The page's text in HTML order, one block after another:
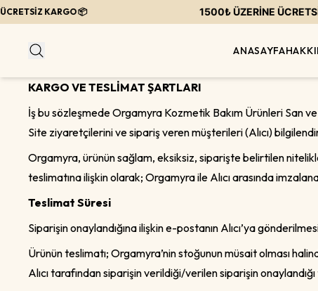
KARGO 📦 1500₺ ÜZERİNE ÜCRETSİZ
ANASAYFA
KARGO VE TESLİMAT ŞARTLARI
İş bu sözleşmede Orgamyra Kozmetik Bakım Ürünleri San
Site ziyaretçilerini ve sipariş veren müşterileri (Alıcı)
Orgamyra, ürünün sağlam, eksiksiz, siparişte belirtilen
teslimatına ilişkin olarak; Orgamyra ile Alıcı arasında
Teslimat Süresi
Siparişin onaylandığına ilişkin e-postanın Alıcı’ya
Ürünün teslimatı; Orgamyra’nin stoğunun müsait olması
Alıcı tarafından siparişin verildiği/verilen siparişin